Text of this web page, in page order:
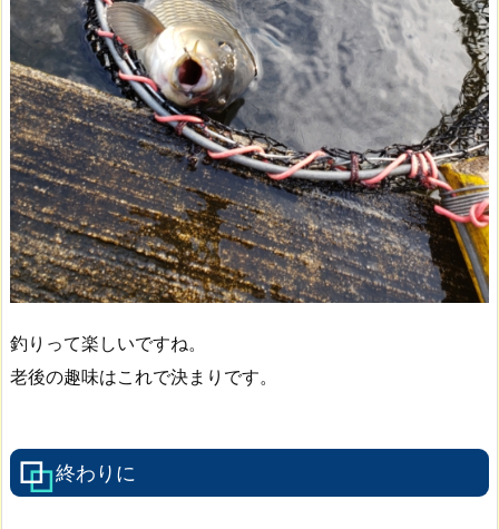
釣りって楽しいですね。
老後の趣味はこれで決まりです。
終わりに